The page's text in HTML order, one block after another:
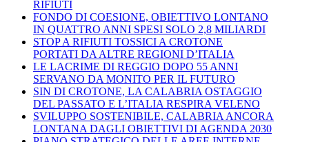
RIFIUTI
FONDO DI COESIONE, OBIETTIVO LONTANO
IN QUATTRO ANNI SPESI SOLO 2,8 MILIARDI
STOP A RIFIUTI TOSSICI A CROTONE
PORTATI DA ALTRE REGIONI D’ITALIA
LE LACRIME DI REGGIO DOPO 55 ANNI
SERVANO DA MONITO PER IL FUTURO
SIN DI CROTONE, LA CALABRIA OSTAGGIO
DEL PASSATO E L’ITALIA RESPIRA VELENO
SVILUPPO SOSTENIBILE, CALABRIA ANCORA
LONTANA DAGLI OBIETTIVI DI AGENDA 2030